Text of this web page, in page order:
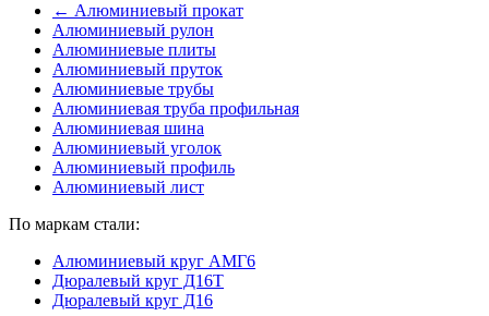
← Алюминиевый прокат
Алюминиевый рулон
Алюминиевые плиты
Алюминиевый пруток
Алюминиевые трубы
Алюминиевая труба профильная
Алюминиевая шина
Алюминиевый уголок
Алюминиевый профиль
Алюминиевый лист
По маркам стали:
Алюминиевый круг АМГ6
Дюралевый круг Д16Т
Дюралевый круг Д16